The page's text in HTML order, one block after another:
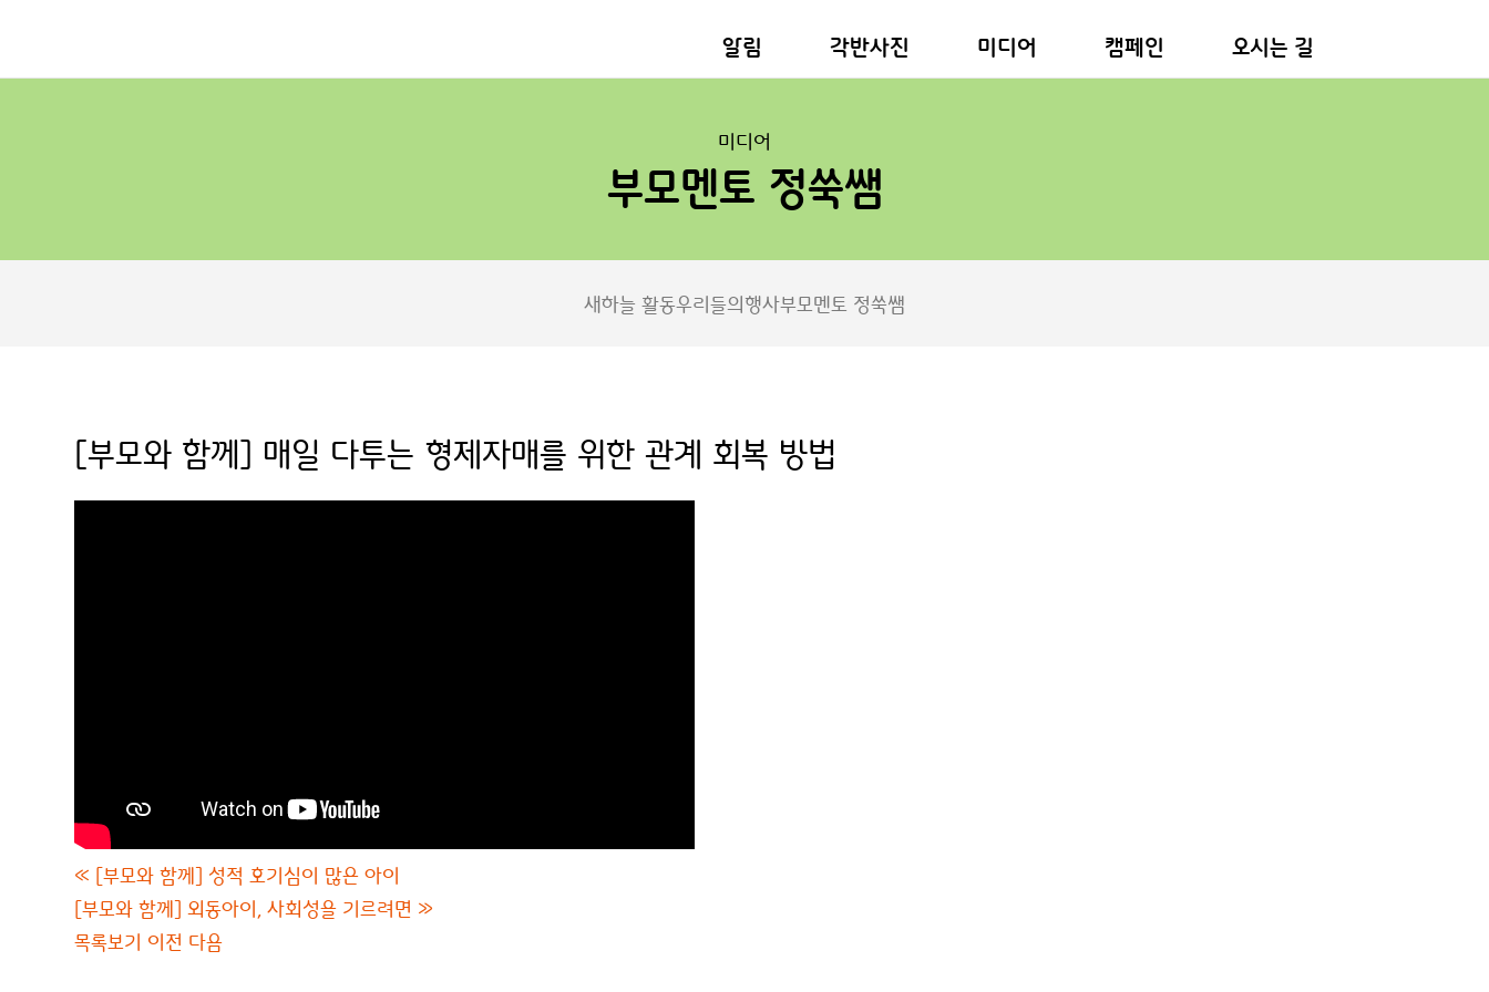
알림 각반사진 미디어 캠페인 오시는 길
미디어
부모멘토 정쑥쌤
새하늘 활동우리들의행사부모멘토 정쑥쌤
[부모와 함께] 매일 다투는 형제자매를 위한 관계 회복 방법
« [부모와 함께] 성적 호기심이 많은 아이
[부모와 함께] 외동아이, 사회성을 기르려면 »
목록보기 이전 다음